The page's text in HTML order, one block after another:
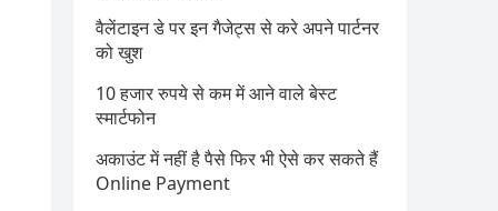
वैलेंटाइन डे पर इन गैजेट्स से करे अपने पार्टनर
को खुश
10 हजार रुपये से कम में आने वाले बेस्ट
स्मार्टफोन
अकाउंट में नहीं है पैसे फिर भी ऐसे कर सकते हैं
Online Payment